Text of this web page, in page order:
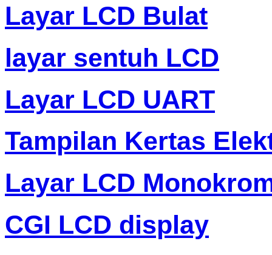
Layar LCD Bulat
layar sentuh LCD
Layar LCD UART
Tampilan Kertas
Layar LCD
CGI LCD display